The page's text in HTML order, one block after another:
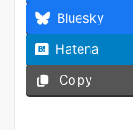
Bluesky
Hatena
Copy